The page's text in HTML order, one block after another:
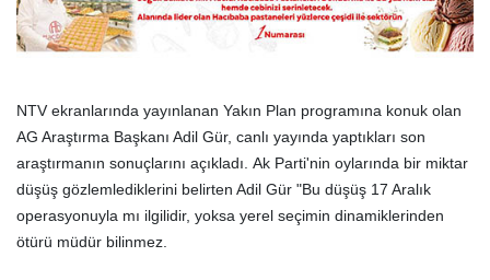
NTV ekranlarında yayınlanan Yakın Plan programına konuk olan
AG Araştırma Başkanı Adil Gür, canlı yayında yaptıkları son
araştırmanın sonuçlarını açıkladı. Ak Parti'nin oylarında bir miktar
düşüş gözlemlediklerini belirten Adil Gür "Bu düşüş 17 Aralık
operasyonuyla mı ilgilidir, yoksa yerel seçimin dinamiklerinden
ötürü müdür bilinmez.